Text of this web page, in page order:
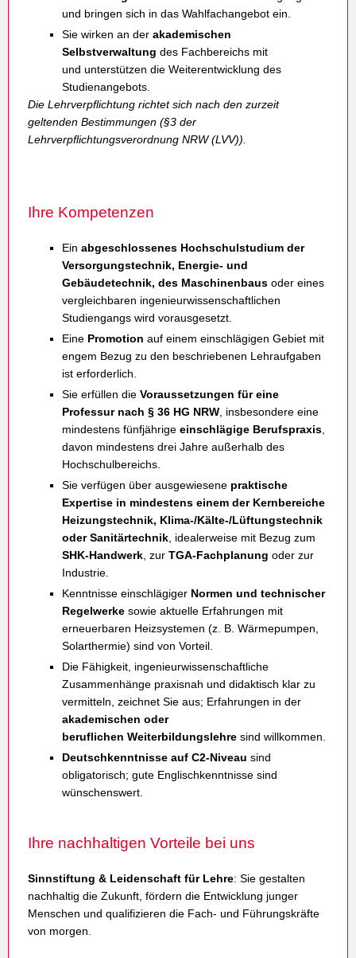
und bringen sich in das Wahlfachangebot ein.
Sie wirken an der akademischen
Selbstverwaltung des Fachbereichs mit
und unterstützen die Weiterentwicklung des
Studienangebots.
Die Lehrverpflichtung richtet sich nach den zurzeit
geltenden Bestimmungen (§3 der
Lehrverpflichtungsverordnung NRW (LVV)).
Ihre Kompetenzen
Ein abgeschlossenes Hochschulstudium der
Versorgungstechnik, Energie- und
Gebäudetechnik, des Maschinenbaus oder eines
vergleichbaren ingenieurwissenschaftlichen
Studiengangs wird vorausgesetzt.
Eine Promotion auf einem einschlägigen Gebiet mit
engem Bezug zu den beschriebenen Lehraufgaben
ist erforderlich.
Sie erfüllen die Voraussetzungen für eine
Professur nach § 36 HG NRW , insbesondere eine
mindestens fünfjährige einschlägige Berufspraxis
davon mindestens drei Jahre außerhalb des
Hochschulbereichs.
Sie verfügen über ausgewiesene praktische
Expertise in mindestens einem der Kernbereiche
Heizungstechnik, Klima-/Kälte-/Lüftungstechnik
oder Sanitärtechnik , idealerweise mit Bezug zum
SHK-Handwerk , zur TGA-Fachplanung oder zur
Industrie.
Kenntnisse einschlägiger Normen und technischer
Regelwerke sowie aktuelle Erfahrungen mit
erneuerbaren Heizsystemen (z. B. Wärmepumpen,
Solarthermie) sind von Vorteil.
Die Fähigkeit, ingenieurwissenschaftliche
Zusammenhänge praxisnah und didaktisch klar zu
vermitteln, zeichnet Sie aus; Erfahrungen in der
akademischen oder
beruflichen Weiterbildungslehre sind willkommen.
Deutschkenntnisse auf C2-Niveau sind
obligatorisch; gute Englischkenntnisse sind
wünschenswert.
Ihre nachhaltigen Vorteile bei uns
Sinnstiftung & Leidenschaft für Lehre: Sie gestalten
nachhaltig die Zukunft, fördern die Entwicklung junger
Menschen und qualifizieren die Fach- und Führungskräfte
von morgen.